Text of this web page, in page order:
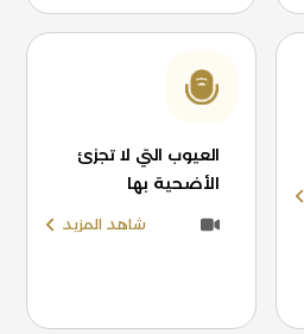
العيوب التي لا تجزئ
الأضحية بها
شاهد المزيد